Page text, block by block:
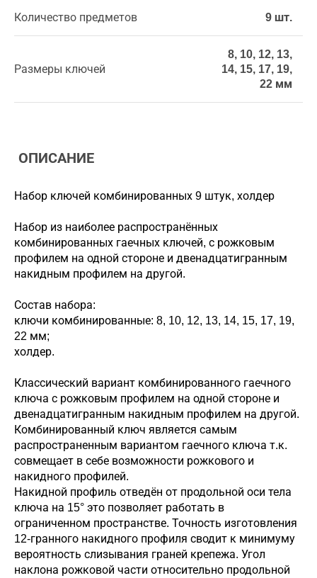
Количество предметов 9 шт.
Размеры ключей
8, 10, 12, 13,
14, 15, 17, 19,
22 мм
ОПИСАНИЕ
Набор ключей комбинированных 9 штук, холдер
Набор из наиболее распространённых
комбинированных гаечных ключей, с рожковым
профилем на одной стороне и двенадцатигранным
накидным профилем на другой.
Состав набора:
ключи комбинированные: 8, 10, 12, 13, 14, 15, 17, 19,
22 мм;
холдер.
Классический вариант комбинированного гаечного
ключа с рожковым профилем на одной стороне и
двенадцатигранным накидным профилем на другой.
Комбинированный ключ является самым
распространенным вариантом гаечного ключа т.к.
совмещает в себе возможности рожкового и
накидного профилей.
Накидной профиль отведён от продольной оси тела
ключа на 15° это позволяет работать в
ограниченном пространстве. Точность изготовления
12-гранного накидного профиля сводит к минимуму
вероятность слизывания граней крепежа. Угол
наклона рожковой части относительно продольной